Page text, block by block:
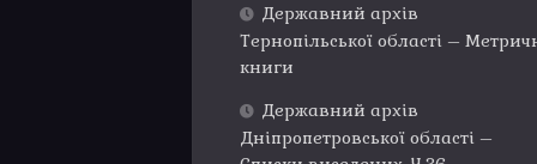
Державний архів
Тернопільської області –
книги
Державний архів
Дніпропетровської області –